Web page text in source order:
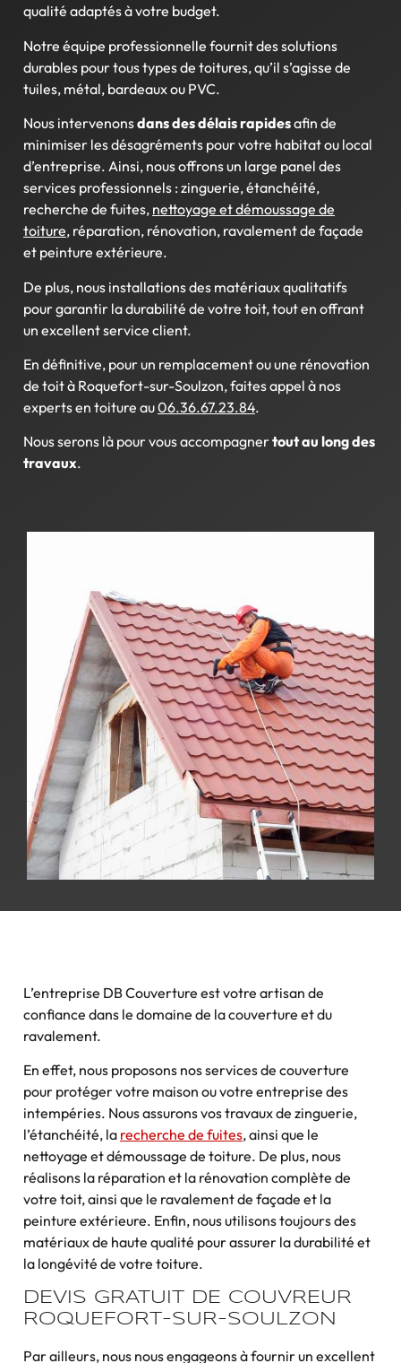
qualité adaptés à votre budget.
Notre équipe professionnelle fournit des solutions
durables pour tous types de toitures, qu’il s’agisse de
tuiles, métal, bardeaux ou PVC.
Nous intervenonsdans des délais rapidesafin de
minimiser les désagréments pour votre habitat ou local
d’entreprise. Ainsi, nous offrons un large panel des
services professionnels : zinguerie, étanchéité,
recherche de fuites, nettoyage et démoussage de
toiture, réparation, rénovation, ravalement de façade
et peinture extérieure.
De plus, nous installations des matériaux qualitatifs
pour garantir la durabilité de votre toit, tout en offrant
un excellent service client.
En définitive, pour un remplacement ou une rénovation
de toit à Roquefort-sur-Soulzon, faites appel à nos
experts en toiture au06.36.67.23.84.
Nous serons là pour vous accompagnertout au long des
travaux.
L’entreprise DB Couverture est votre artisan de
confiance dans le domaine de la couverture et du
ravalement.
En effet, nous proposons nos services de couverture
pour protéger votre maison ou votre entreprise des
intempéries. Nous assurons vos travaux de zinguerie,
l’étanchéité, la recherche de fuites, ainsi que le
nettoyage et démoussage de toiture. De plus, nous
réalisons la réparation et la rénovation complète de
votre toit, ainsi que le ravalement de façade et la
peinture extérieure. Enfin, nous utilisons toujours des
matériaux de haute qualité pour assurer la durabilité et
la longévité de votre toiture.
DEVIS GRATUIT DE COUVREUR
ROQUEFORT-SUR-SOULZON
Par ailleurs, nous nous engageons à fournir un excellent